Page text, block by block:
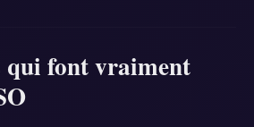
qui font vraiment